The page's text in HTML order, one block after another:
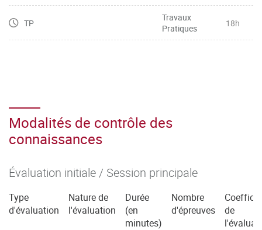
TP
Travaux
Pratiques
18h
Modalités de contrôle des
connaissances
Évaluation initiale / Session principale
Type
d'évaluation
Nature de
l'évaluation
Durée
(en
minutes)
Nombre
d'épreuves
de